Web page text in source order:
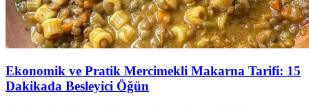
Ekonomik ve Pratik Mercimekli Makarna Tarifi: 15
Dakikada Besleyici Öğün